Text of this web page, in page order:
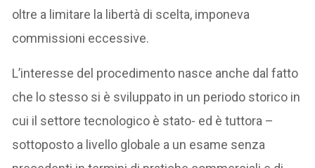
oltre a limitare la libertà di scelta, imponeva
commissioni eccessive.
L’interesse del procedimento nasce anche dal fatto
che lo stesso si è sviluppato in un periodo storico in
cui il settore tecnologico è stato- ed è tuttora –
sottoposto a livello globale a un esame senza